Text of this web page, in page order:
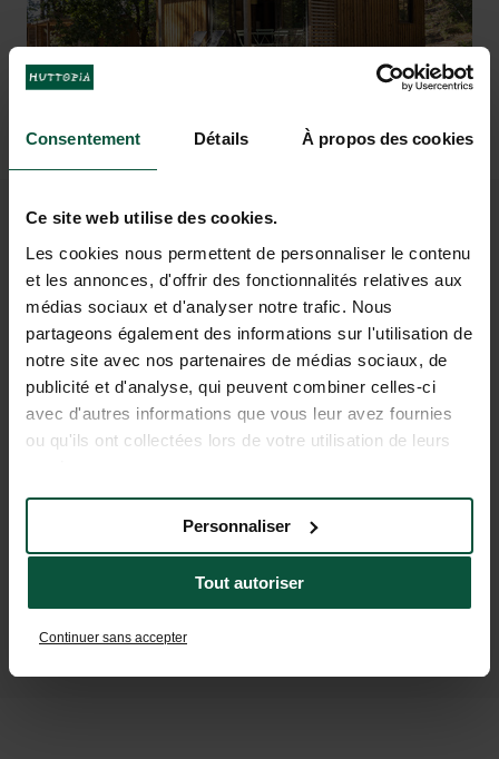
Consentement Détails À propos des cookies
Ce site web utilise des cookies.
Les cookies nous permettent de personnaliser le contenu
et les annonces, d'offrir des fonctionnalités relatives aux
médias sociaux et d'analyser notre trafic. Nous
partageons également des informations sur l'utilisation de
notre site avec nos partenaires de médias sociaux, de
publicité et d'analyse, qui peuvent combiner celles-ci
avec d'autres informations que vous leur avez fournies
ou qu'ils ont collectées lors de votre utilisation de leurs
Tout autoriser
Personnaliser
Continuer sans accepter
Disfruta de una mariscada en una de las muchas
cabañas ostrícolas de la bahía de Arcachon. En
el menú encontrarás ostras, gambas y conchas,
sin olvidar la copa de vino blanco para
vivir la
experiencia gustativa típica.
Las preciosas playas de Arcachon
a unos
kilómetros del camping. En verano,
proponemos chapuzones y relax en la arena. En
invierno, podrás respirar el rocío yodado del
mar mientas paseas por el puerto.
PARA SOÑAR CON UNAS
VACACIONES EN ARCACHON